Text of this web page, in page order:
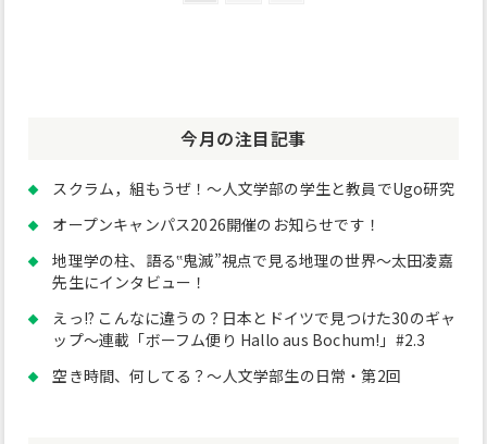
ー
ジ
送
り
今月の注目記事
スクラム，組もうぜ！～人文学部の学生と教員でUgo研究
オープンキャンパス2026開催のお知らせです！
地理学の柱、語る‟鬼滅”視点で見る地理の世界～太田凌嘉
先生にインタビュー！
えっ!? こんなに違うの？日本とドイツで見つけた30のギャ
ップ～連載「ボーフム便り Hallo aus Bochum!」#2.3
空き時間、何してる？～人文学部生の日常・第2回